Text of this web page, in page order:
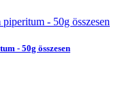
- 50g összesen